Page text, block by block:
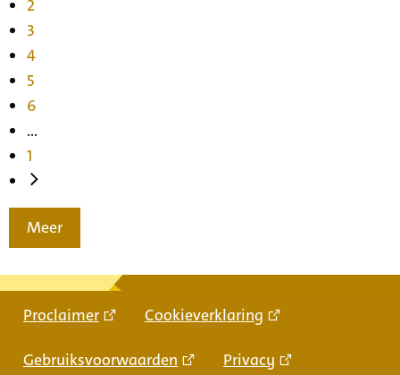
2
3
4
5
6
...
1
Meer
Proclaimer Cookieverklaring
Gebruiksvoorwaarden Privacy